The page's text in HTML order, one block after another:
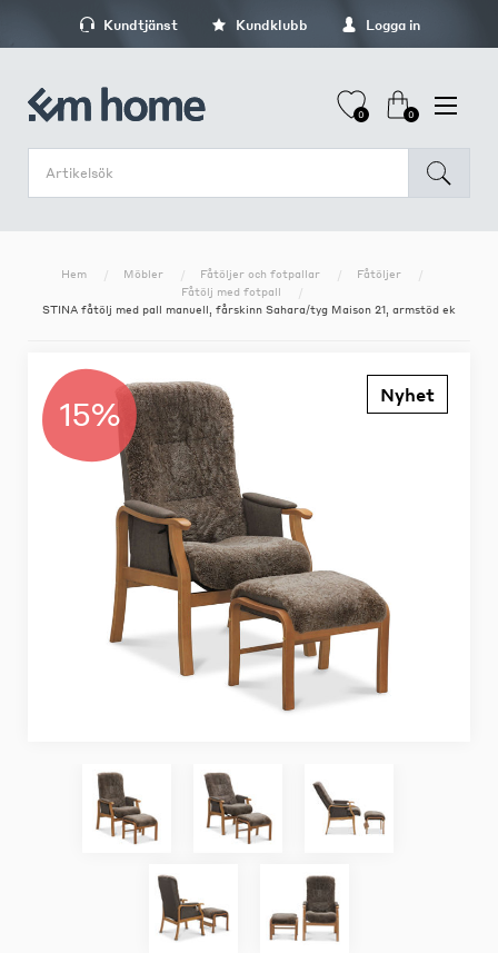
Kundtjänst Kundklubb Logga in
0 0
Hem Möbler Fåtöljer och fotpallar
Fåtöljer
Fåtölj med fotpall
STINA fåtölj med pall manuell, fårskinn Sahara/tyg Maison 21, armstöd ek
15% Nyhet